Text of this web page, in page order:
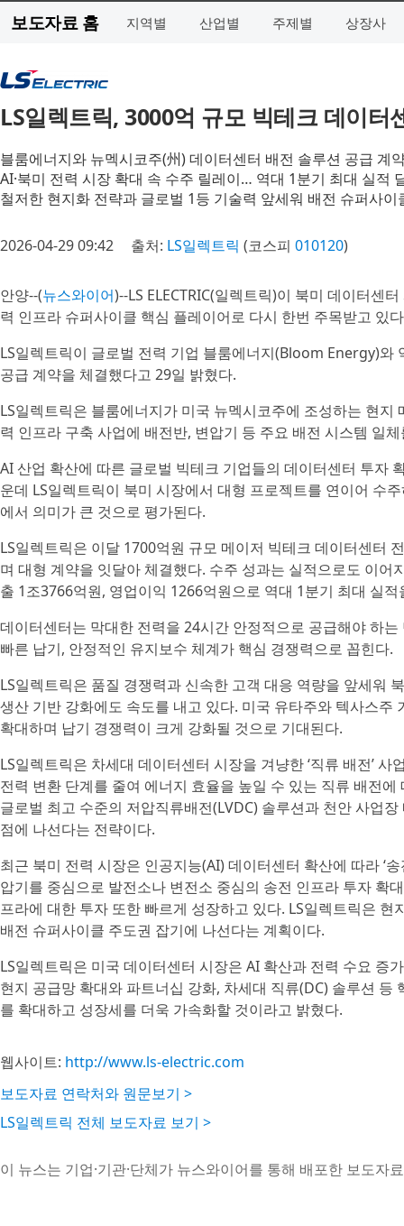
보도자료 홈 지역별 산업별 주제별 상장사
LS일렉트릭, 3000억 규모 빅테크 데이터
블룸에너지와 뉴멕시코주(州) 데이터센터 배전 솔루션 공급 계
AI·북미 전력 시장 확대 속 수주 릴레이… 역대 1분기 최대 실적
철저한 현지화 전략과 글로벌 1등 기술력 앞세워 배전 슈퍼사이
2026-04-29 09:42 출처: LS일렉트릭 (코스피 010120)
안양--(뉴스와이어)--LS ELECTRIC(일렉트릭)이 북미 데이터센
력 인프라 슈퍼사이클 핵심 플레이어로 다시 한번 주목받고 있
LS일렉트릭이 글로벌 전력 기업 블룸에너지(Bloom Energy)와
공급 계약을 체결했다고 29일 밝혔다.
LS일렉트릭은 블룸에너지가 미국 뉴멕시코주에 조성하는 현
력 인프라 구축 사업에 배전반, 변압기 등 주요 배전 시스템 일
AI 산업 확산에 따른 글로벌 빅테크 기업들의 데이터센터 투자
운데 LS일렉트릭이 북미 시장에서 대형 프로젝트를 연이어 수
에서 의미가 큰 것으로 평가된다.
LS일렉트릭은 이달 1700억원 규모 메이저 빅테크 데이터센터
며 대형 계약을 잇달아 체결했다. 수주 성과는 실적으로도 이어
출 1조3766억원, 영업이익 1266억원으로 역대 1분기 최대 실적
데이터센터는 막대한 전력을 24시간 안정적으로 공급해야 하
빠른 납기, 안정적인 유지보수 체계가 핵심 경쟁력으로 꼽힌다.
LS일렉트릭은 품질 경쟁력과 신속한 고객 대응 역량을 앞세워
생산 기반 강화에도 속도를 내고 있다. 미국 유타주와 텍사스
확대하며 납기 경쟁력이 크게 강화될 것으로 기대된다.
LS일렉트릭은 차세대 데이터센터 시장을 겨냥한 ‘직류 배전’
전력 변환 단계를 줄여 에너지 효율을 높일 수 있는 직류 배전
글로벌 최고 수준의 저압직류배전(LVDC) 솔루션과 천안 사업장
점에 나선다는 전략이다.
최근 북미 전력 시장은 인공지능(AI) 데이터센터 확산에 따라 ‘
압기를 중심으로 발전소나 변전소 중심의 송전 인프라 투자 확
프라에 대한 투자 또한 빠르게 성장하고 있다. LS일렉트릭은
배전 슈퍼사이클 주도권 잡기에 나선다는 계획이다.
LS일렉트릭은 미국 데이터센터 시장은 AI 확산과 전력 수요 증
현지 공급망 확대와 파트너십 강화, 차세대 직류(DC) 솔루션
를 확대하고 성장세를 더욱 가속화할 것이라고 밝혔다.
웹사이트: http://www.ls-electric.com
보도자료 연락처와 원문보기 >
LS일렉트릭 전체 보도자료 보기 >
이 뉴스는 기업·기관·단체가 뉴스와이어를 통해 배포한 보도자